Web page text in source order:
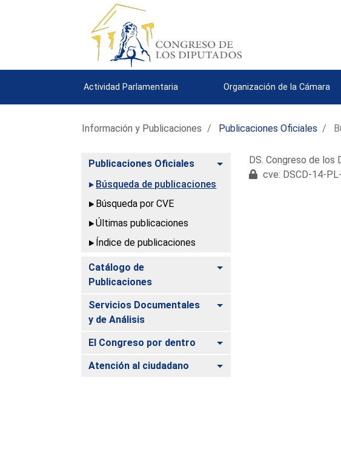
Actividad Parlamentaria Organización de la Cámara
Información y Publicaciones Publicaciones Oficiales
Publicaciones Oficiales
Alternar
Búsqueda de publicaciones
Búsqueda por CVE
Últimas publicaciones
Índice de publicaciones
Catálogo de
Publicaciones
Alternar
Servicios Documentales
y de Análisis
Alternar
El Congreso por dentro Alternar
Atención al ciudadano Alternar
DS. Congreso de los
cve: DSCD-14-